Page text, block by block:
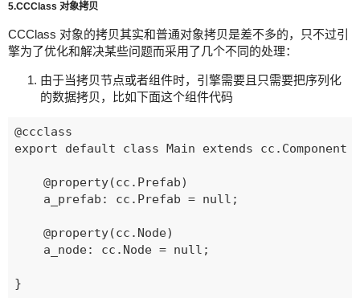
5.CCClass 对象拷贝
CCClass 对象的拷贝其实和普通对象拷贝是差不多的，只不过引
擎为了优化和解决某些问题而采用了几个不同的处理：
由于当拷贝节点或者组件时，引擎需要且只需要把序列化
的数据拷贝，比如下面这个组件代码
@ccclass
export default class Main extends cc.Component
    @property(cc.Prefab)
    a_prefab: cc.Prefab = null;
    @property(cc.Node)
    a_node: cc.Node = null;